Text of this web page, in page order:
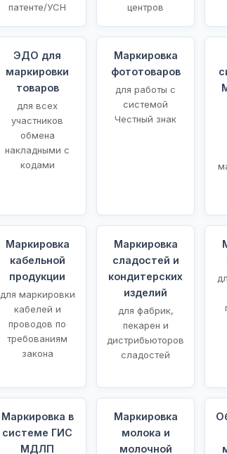
патенте/УСН
центров
ЭДО для
маркировки
товаров
для всех
участников
обмена
накладными с
кодами
Маркировка
фототоваров
для работы с
системой
Честный знак
Маркировка
кабельной
продукции
для маркировки
кабелей и
проводов по
требованиям
закона
Маркировка
сладостей и
кондитерских
изделий
для фабрик,
пекарен и
дистрибьюторов
сладостей
Маркировка в
системе ГИС
МДЛП
Маркировка
молока и
молочной